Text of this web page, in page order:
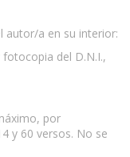
autor/a en su interior:
del D.N.I.,
por
y 60 versos. No se